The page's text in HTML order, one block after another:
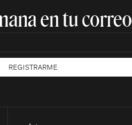
en tu correo​
REGISTRARME